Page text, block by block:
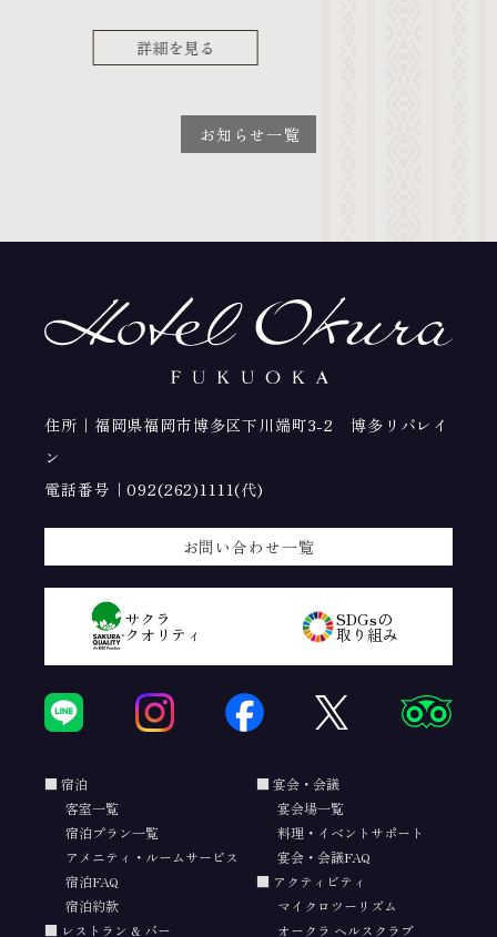
詳細を見る
お知らせ一覧
住所｜福岡県福岡市博多区下川端町3-2 博多リバレイ
ン
電話番号｜092(262)1111(代)
お問い合わせ一覧
サクラ
クオリティ
SDGsの
取り組み
宿泊
客室一覧
宿泊プラン一覧
アメニティ・ルームサービス
宿泊FAQ
宿泊約款
レストラン & バー
宴会・会議
宴会場一覧
料理・イベントサポート
宴会・会議FAQ
アクティビティ
マイクロツーリズム
オークラ ヘルスクラブ